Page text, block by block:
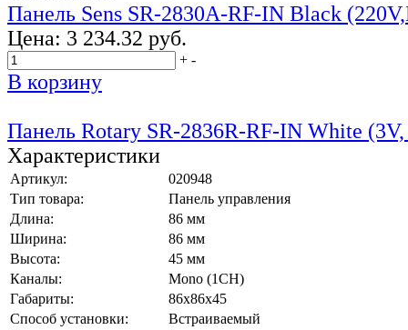
Панель Sens SR-2830A-RF-IN Black
Цена: 3 234.32 руб.
+ -
В корзину
Панель Rotary SR-2836R-RF-IN White
Характеристики
Артикул:
020948
Тип товара:
Панель управления
Длина:
86 мм
Ширина:
86 мм
Высота:
45 мм
Каналы:
Mono (1CH)
Габариты:
86х86х45
Способ установки:
Встраиваемый